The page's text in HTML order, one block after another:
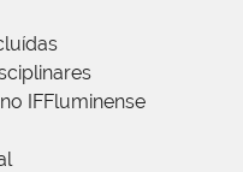
IFFluminense